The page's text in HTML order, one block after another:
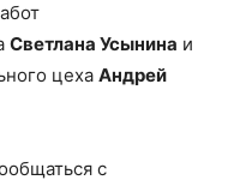
Светлана Усынина и
цеха Андрей
с